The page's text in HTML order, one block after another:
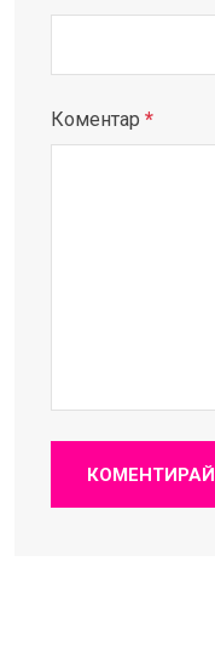
Коментар *
КОМЕНТИРАЙ